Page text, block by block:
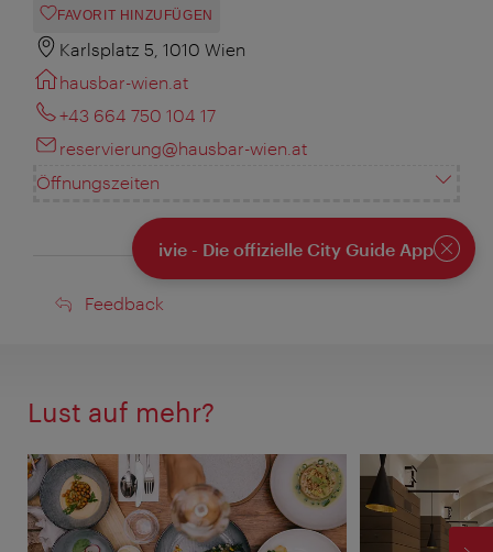
FAVORIT HINZUFÜGEN
Karlsplatz 5, 1010 Wien
hausbar-wien.at
+43 664 750 104 17
reservierung@hausbar-wien.at
Öffnungszeiten
Feedback
Feedback
ivie - Die offizielle City Guide App
Lust auf mehr?